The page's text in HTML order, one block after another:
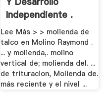
Independiente .
Lee Más > > molienda de
talco en Molino Raymond .
... y molienda,. molino
vertical de; molienda del. ...
de trituracion, Molienda de.
más reciente y el nivel ...